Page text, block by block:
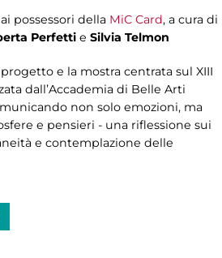
possessori della MiC Card, a cura di
Perfetti e Silvia Telmon
e la mostra centrata sul XIII
dall’Accademia di Belle Arti
non solo emozioni, ma
e pensieri - una riflessione sui
e contemplazione delle